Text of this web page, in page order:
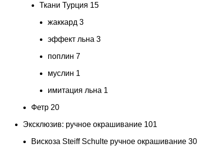
Ткани Турция 15
жаккард 3
эффект льна 3
поплин 7
муслин 1
имитация льна 1
Фетр 20
Эксклюзив: ручное окрашивание 101
Вискоза Steiff Schulte ручное окрашивание 30